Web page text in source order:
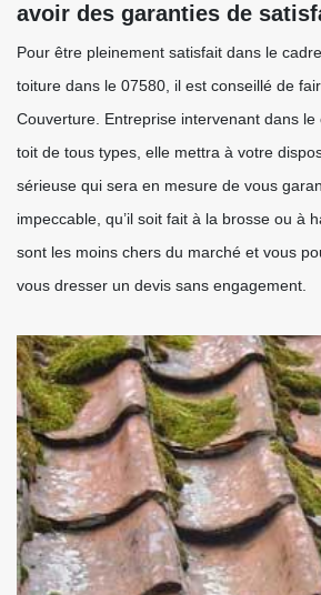
avoir des garanties de
Pour être pleinement satisfait dans le
toiture dans le 07580, il est conseillé de
Couverture. Entreprise intervenant dans le
toit de tous types, elle mettra à votre
sérieuse qui sera en mesure de vous
impeccable, qu’il soit fait à la brosse ou à
sont les moins chers du marché et vous
vous dresser un devis sans engagement.